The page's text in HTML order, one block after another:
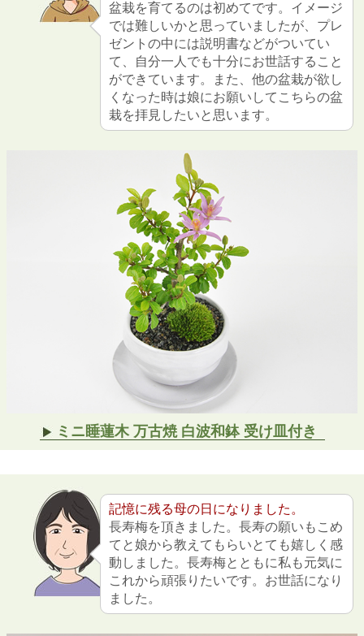
盆栽を育てるのは初めてです。イメージ
では難しいかと思っていましたが、プレ
ゼントの中には説明書などがついてい
て、自分一人でも十分にお世話すること
ができています。また、他の盆栽が欲し
くなった時は娘にお願いしてこちらの盆
栽を拝見したいと思います。
ミニ睡蓮木 万古焼 白波和鉢 受け皿付き
記憶に残る母の日になりました。
長寿梅を頂きました。長寿の願いもこめ
てと娘から教えてもらいとても嬉しく感
動しました。長寿梅とともに私も元気に
これから頑張りたいです。お世話になり
ました。